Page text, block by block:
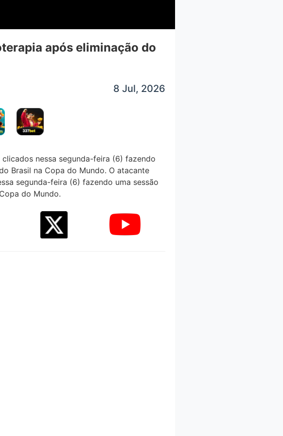
após eliminação do
8 Jul, 2026
nessa segunda-feira (6) fazendo
Brasil na Copa do Mundo. O atacante
segunda-feira (6) fazendo uma sessão
do Mundo.